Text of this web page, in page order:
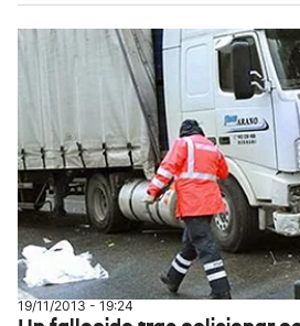
19/11/2013 - 19:24